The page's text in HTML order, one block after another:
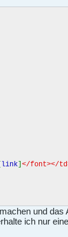
link </font></
und
ich nur